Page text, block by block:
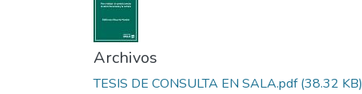
Archivos
TESIS DE CONSULTA EN SALA.pdf(38.32 KB)